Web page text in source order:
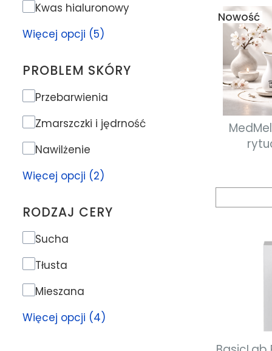
Kwas hialuronowy
Więcej opcji (5)
PROBLEM SKÓRY
Problem skóry
Przebarwienia
Zmarszczki i jędrność
Nawilżenie
Więcej opcji (2)
RODZAJ CERY
Rodzaj cery
Sucha
Tłusta
Mieszana
Więcej opcji (4)
Nowość